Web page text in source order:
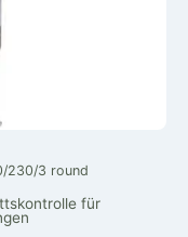
230/3 round
für